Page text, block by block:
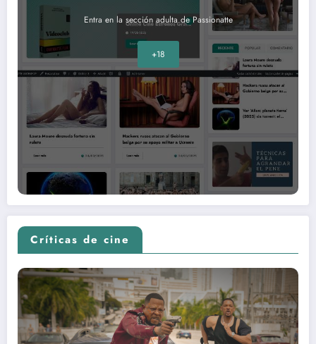
Entra en la sección adulta de Passionatte
+18
Críticas de cine